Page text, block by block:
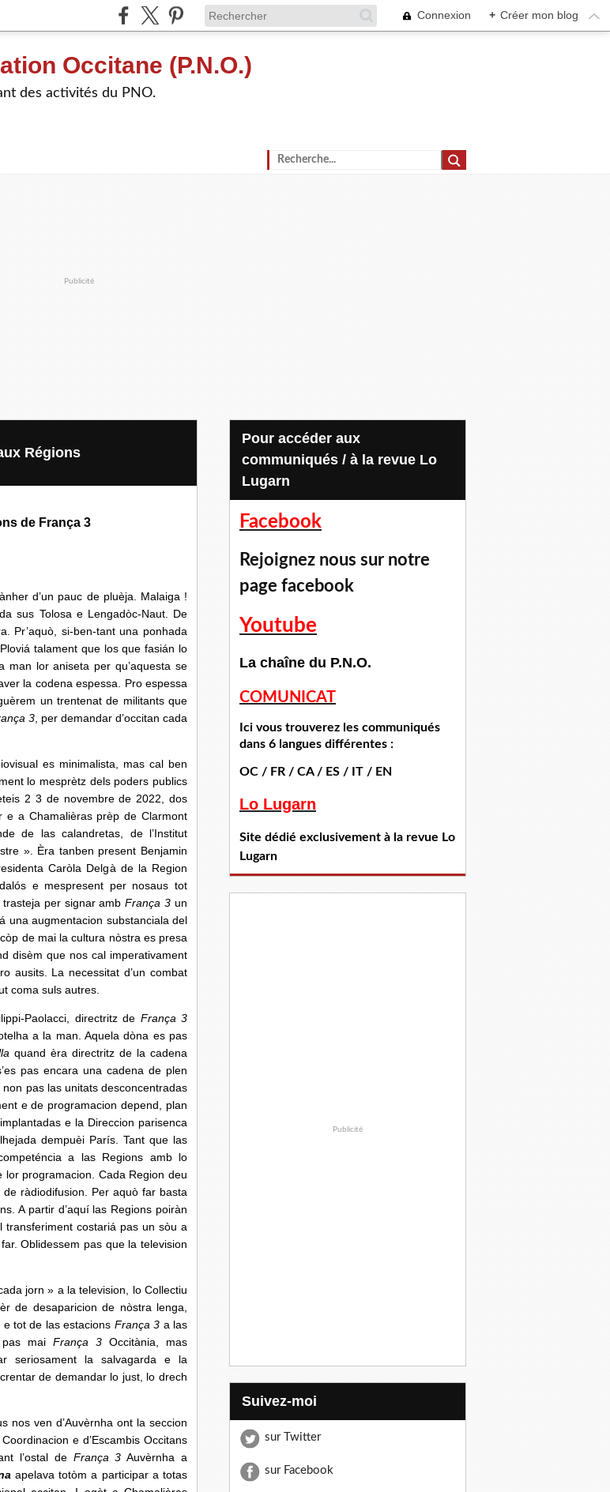
Connexion + Créer mon blog
Occitane (P.N.O.)
des activités du PNO.
Publicité
Régions
de França 3
d’un pauc de pluèja. Malaiga !
sus Tolosa e Lengadòc-Naut. De
Pr’aquò, si-ben-tant una ponhada
talament que los que fasián lo
man lor aniseta per qu’aquesta se
la codena espessa. Pro espessa
un trentenat de militants que
3, per demandar d’occitan cada
es minimalista, mas cal ben
lo mesprètz dels poders publics
2 3 de novembre de 2022, dos
e a Chamalièras prèp de Clarmont
de las calandretas, de l’Institut
». Èra tanben present Benjamin
Caròla Delgà de la Region
e mespresent per nosaus tot
trasteja per signar ambFrança 3 un
una augmentacion substanciala del
de mai la cultura nòstra es presa
disèm que nos cal imperativament
ausits. La necessitat d’un combat
coma suls autres.
Paolacci, directritz de França 3
a la man. Aquela dòna es pas
quand èra directritz de la cadena
pas encara una cadena de plen
pas las unitats desconcentradas
e de programacion depend, plan
e la Direccion parisenca
dempuèi París. Tant que las
a las Regions amb lo
programacion. Cada Region deu
ràdiodifusion. Per aquò far basta
A partir d’aquí las Regions poiràn
transferiment costariá pas un sòu a
Oblidessem pas que la television
jorn » a la television, lo Collectiu
de desaparicion de nòstra lenga,
tot de las estacions França 3 a las
pas mai França 3 Occitània, mas
seriosament la salvagarda e la
de demandar lo just, lo drech
ven d’Auvèrnha ont la seccion
e d’Escambis Occitans
l’ostal de França 3 Auvèrnha a
apelava totòm a participar a totas
Pour accéder aux
communiqués / à la revue Lo
Lugarn
Facebook
Rejoignez nous sur notre
page facebook
Youtube
La chaîne du P.N.O.
COMUNICAT
Ici vous trouverez les communiqués
dans 6 langues différentes :
OC / FR / CA / ES / IT / EN
Lo Lugarn
Site dédié exclusivement à la revue Lo
Lugarn
Publicité
Suivez-moi
sur Twitter
sur Facebook